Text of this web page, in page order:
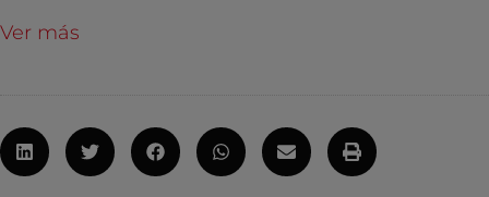
Ver más